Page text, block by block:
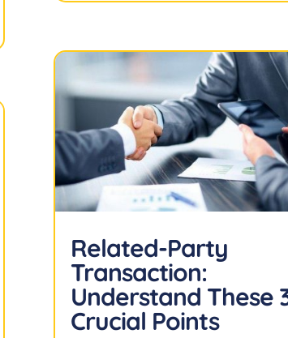
Related-Party
Transaction:
Understand These
Crucial Points